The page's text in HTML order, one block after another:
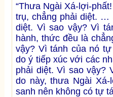
“Thưa Ngài Xá-lợi-
trụ, chẳng phải diệt. …
diệt. Vì sao vậy? Vì
hành, thức đều là
vậy? Vì tánh của nó
do ý tiếp xúc với các
phải diệt. Vì sao vậy?
do này, thưa Ngài
sanh nên không có tự